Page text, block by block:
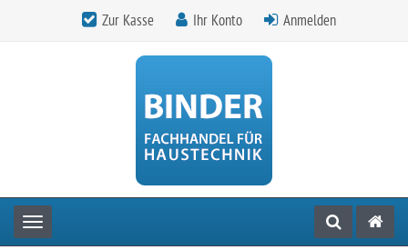
Zur Kasse Ihr Konto Anmelden
Toggle navigation